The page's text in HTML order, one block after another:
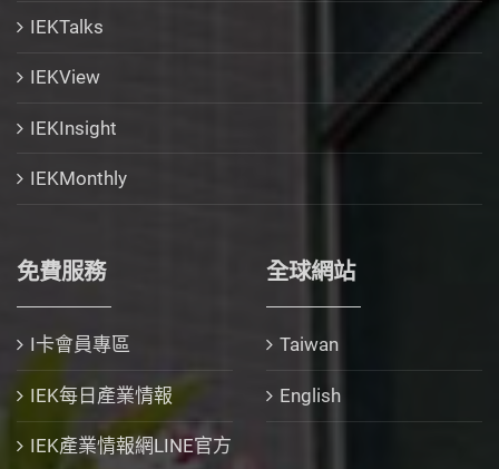
IEKTalks
IEKView
IEKInsight
IEKMonthly
免費服務
I卡會員專區
IEK每日產業情報
IEK產業情報網LINE官方
全球網站
Taiwan
English